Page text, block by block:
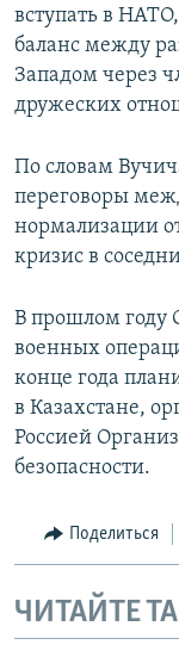
вступать в
баланс между
Западом через
дружеских
По словам
переговоры
нормализации
кризис в
В прошлом году
военных
конце года
в Казахстане,
Россией
безопасности.
Поделиться
ЧИТАЙТЕ